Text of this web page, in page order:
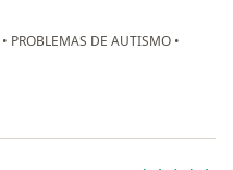
• PROBLEMAS DE AUTISMO •